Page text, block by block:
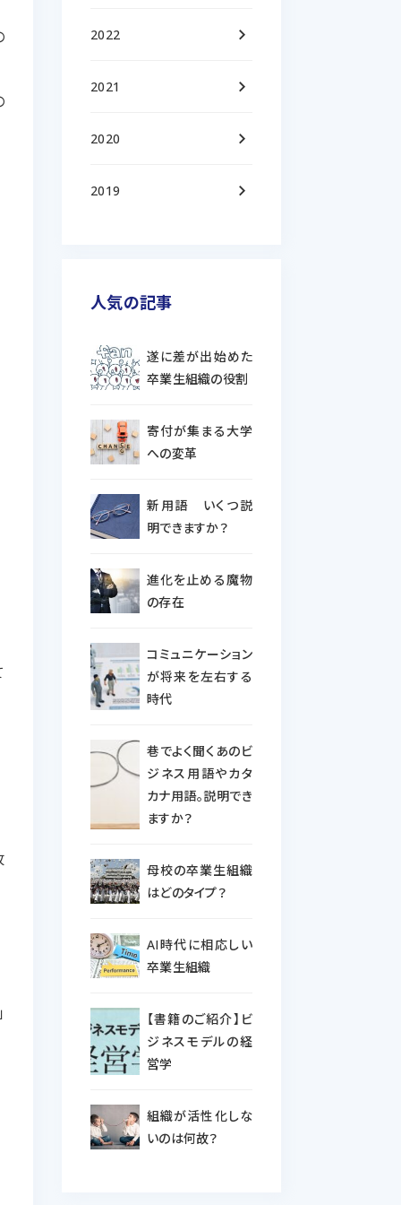
2022 keyboard_arrow_right
2021 keyboard_arrow_right
2020 keyboard_arrow_right
2019 keyboard_arrow_right
人気の記事
遂に差が出始めた
卒業生組織の役割
寄付が集まる大学
への変革
新用語 いくつ説
明できますか？
進化を止める魔物
の存在
コミュニケーション
が将来を左右する
時代
巷でよく聞くあのビ
ジネス用語やカタ
カナ用語。説明でき
ますか？
母校の卒業生組織
はどのタイプ？
AI時代に相応しい
卒業生組織
【書籍のご紹介】ビ
ジネスモデルの経
営学
組織が活性化しな
いのは何故？